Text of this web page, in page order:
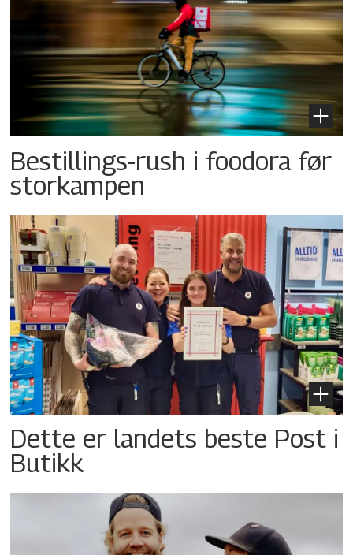
Bestillings-rush i foodora før
storkampen
Dette er landets beste Post i
Butikk